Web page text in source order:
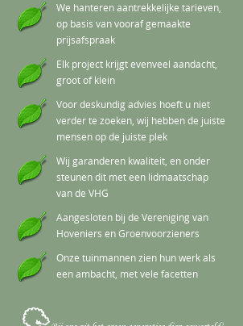
We hanteren aantrekkelijke tarieven,
op basis van vooraf gemaakte
prijsafspraak
Elk project krijgt evenveel aandacht,
groot of klein
Voor deskundig advies hoeft u niet
verder te zoeken, wij hebben de juiste
mensen op de juiste plek
Wij garanderen kwaliteit, en onder
steunen dit met een lidmaatschap
van de VHG
Aangesloten bij de Vereniging van
Hoveniers en Groenvoorzieners
Onze tuinmannen zien hun werk als
een ambacht, met vele facetten